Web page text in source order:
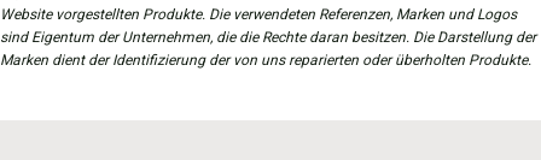
Website vorgestellten Produkte. Die verwendeten Referenzen, Marken und Logos
sind Eigentum der Unternehmen, die die Rechte daran besitzen. Die Darstellung der
Marken dient der Identifizierung der von uns reparierten oder überholten Produkte.